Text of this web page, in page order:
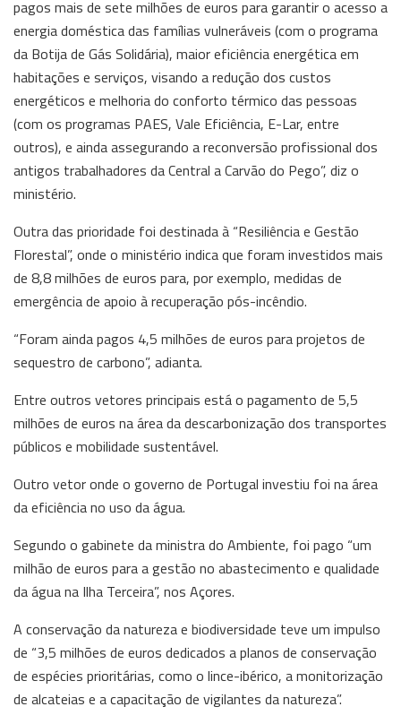
pagos mais de sete milhões de euros para garantir o acesso a
energia doméstica das famílias vulneráveis (com o programa
da Botija de Gás Solidária), maior eficiência energética em
habitações e serviços, visando a redução dos custos
energéticos e melhoria do conforto térmico das pessoas
(com os programas PAES, Vale Eficiência, E-Lar, entre
outros), e ainda assegurando a reconversão profissional dos
antigos trabalhadores da Central a Carvão do Pego”, diz o
ministério.
Outra das prioridade foi destinada à “Resiliência e Gestão
Florestal”, onde o ministério indica que foram investidos mais
de 8,8 milhões de euros para, por exemplo, medidas de
emergência de apoio à recuperação pós-incêndio.
“Foram ainda pagos 4,5 milhões de euros para projetos de
sequestro de carbono”, adianta.
Entre outros vetores principais está o pagamento de 5,5
milhões de euros na área da descarbonização dos transportes
públicos e mobilidade sustentável.
Outro vetor onde o governo de Portugal investiu foi na área
da eficiência no uso da água.
Segundo o gabinete da ministra do Ambiente, foi pago “um
milhão de euros para a gestão no abastecimento e qualidade
da água na Ilha Terceira”, nos Açores.
A conservação da natureza e biodiversidade teve um impulso
de “3,5 milhões de euros dedicados a planos de conservação
de espécies prioritárias, como o lince-ibérico, a monitorização
de alcateias e a capacitação de vigilantes da natureza”.